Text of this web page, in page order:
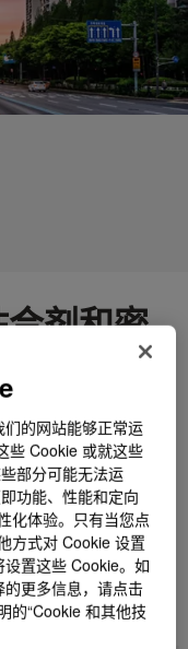
剂和密
酸和有机硅到聚氨酯
中间体，解决您最复
劣环境下对困难的基
多种化学品实现您的
整其预期应用的配方
的网站能够正常运
些 Cookie 或就这些
部分可能无法运
功能、性能和定向
化体验。只有当您点
方式对 Cookie 设置
置这些 Cookie。如
更多信息，请点击
的“Cookie 和其他技